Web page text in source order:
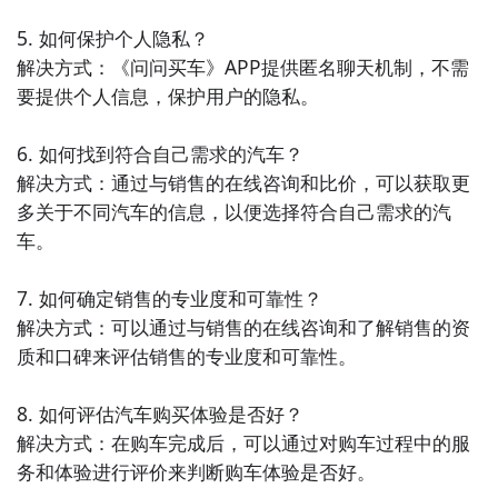
5. 如何保护个人隐私？
解决方式：《问问买车》APP提供匿名聊天机制，不需
要提供个人信息，保护用户的隐私。
6. 如何找到符合自己需求的汽车？
解决方式：通过与销售的在线咨询和比价，可以获取更
多关于不同汽车的信息，以便选择符合自己需求的汽
车。
7. 如何确定销售的专业度和可靠性？
解决方式：可以通过与销售的在线咨询和了解销售的资
质和口碑来评估销售的专业度和可靠性。
8. 如何评估汽车购买体验是否好？
解决方式：在购车完成后，可以通过对购车过程中的服
务和体验进行评价来判断购车体验是否好。